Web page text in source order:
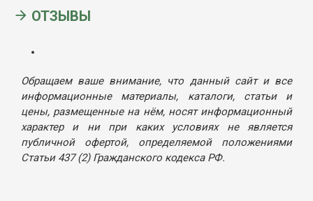
ОТЗЫВЫ
Обращаем ваше внимание, что данный сайт и все
информационные материалы, каталоги, статьи и
цены, размещенные на нём, носят информационный
характер и ни при каких условиях не является
публичной офертой, определяемой положениями
Статьи 437 (2) Гражданского кодекса РФ.